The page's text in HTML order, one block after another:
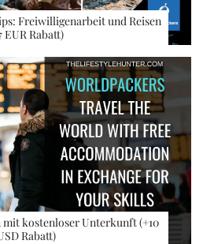
Freiwilligenarbeit und Reisen
EUR Rabatt)
mit kostenloser Unterkunft (+10
Rabatt)